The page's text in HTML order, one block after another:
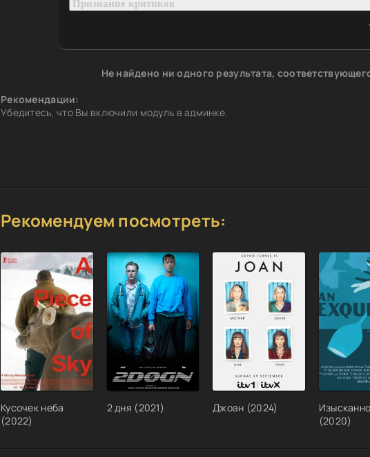
Не найдено ни одного результата,
Рекомендации:
Убедитесь, что Вы включили модуль в админке.
Рекомендуем посмотреть:
Кусочек неба
(2022)
2 дня (2021) Джоан (2024)
(2020)